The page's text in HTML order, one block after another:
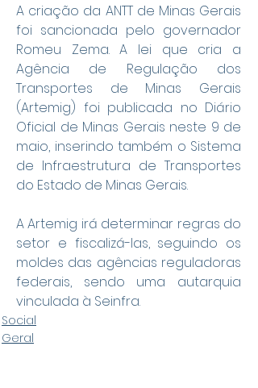
A criação da ANTT de Minas Gerais
foi sancionada pelo governador
Romeu Zema. A lei que cria a
Agência de Regulação dos
Transportes de Minas Gerais
(Artemig) foi publicada no Diário
Oficial de Minas Gerais neste 9 de
maio, inserindo também o Sistema
de Infraestrutura de Transportes
do Estado de Minas Gerais.
A Artemig irá determinar regras do
setor e fiscalizá-las, seguindo os
moldes das agências reguladoras
federais, sendo uma autarquia
vinculada à Seinfra.
Social
Geral